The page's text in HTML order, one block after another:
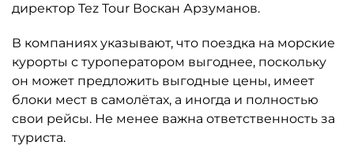
директор Tez Tour Воскан Арзуманов.
В компаниях указывают, что поездка на морские
курорты с туроператором выгоднее, поскольку
он может предложить выгодные цены, имеет
блоки мест в самолётах, а иногда и полностью
свои рейсы. Не менее важна ответственность за
туриста.